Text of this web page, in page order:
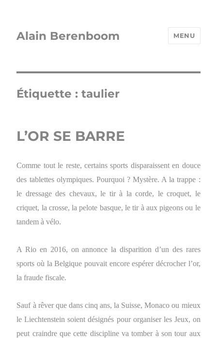
Alain Berenboom MENU
Étiquette :taulier
L’OR SE BARRE
Comme tout le reste, certains sports disparaissent en douce
des tablettes olympiques. Pourquoi ? Mystère. A la trappe :
le dressage des chevaux, le tir à la corde, le croquet, le
criquet, la crosse, la pelote basque, le tir à aux pigeons ou le
tandem à vélo.
A Rio en 2016, on annonce la disparition d’un des rares
sports où la Belgique pouvait encore espérer décrocher l’or,
la fraude fiscale.
Sauf à rêver que dans cinq ans, la Suisse, Monaco ou mieux
le Liechtenstein soient désignés pour organiser les Jeux, on
peut craindre que cette discipline va tomber à son tour aux